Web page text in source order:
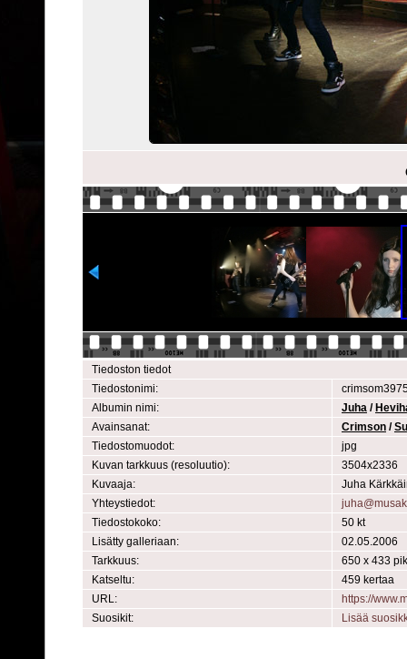
Tiedoston tiedot
Tiedostonimi:
Albumin nimi:
Juha /
Avainsanat:
Crimson /
Tiedostomuodot:
jpg
Kuvan tarkkuus (resoluutio):
3504x2336
Kuvaaja:
Juha
Yhteystiedot:
Tiedostokoko:
50 kt
Lisätty galleriaan:
02.05.2006
Tarkkuus:
650 x 433
Katseltu:
459 kertaa
URL:
https://
Suosikit:
Lisää